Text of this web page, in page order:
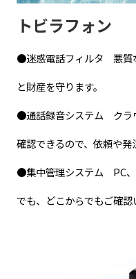
トビラフォン
●迷惑電話フィルタ 悪質
と財産を守ります。
●通話録音システム クラ
確認できるので、依頼や発
●集中管理システム PC、
でも、どこからでもご確認